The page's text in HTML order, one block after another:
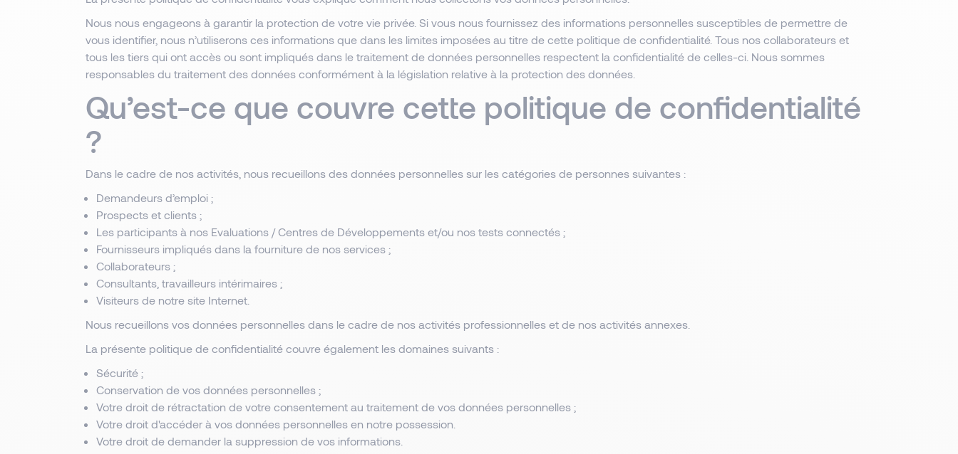
Nous nous engageons à garantir la protection de votre vie privée. Si vous nous fournissez des informations personnelles susceptibles de permettre de
vous identifier, nous n’utiliserons ces informations que dans les limites imposées au titre de cette politique de confidentialité. Tous nos collaborateurs et
tous les tiers qui ont accès ou sont impliqués dans le traitement de données personnelles respectent la confidentialité de celles-ci. Nous sommes
responsables du traitement des données conformément à la législation relative à la protection des données.
Qu’est-ce que couvre cette politique de confidentialité
?
Dans le cadre de nos activités, nous recueillons des données personnelles sur les catégories de personnes suivantes :
Demandeurs d’emploi ;
Prospects et clients ;
Les participants à nos Evaluations / Centres de Développements et/ou nos tests connectés ;
Fournisseurs impliqués dans la fourniture de nos services ;
Collaborateurs ;
Consultants, travailleurs intérimaires ;
Visiteurs de notre site Internet.
Nous recueillons vos données personnelles dans le cadre de nos activités professionnelles et de nos activités annexes.
La présente politique de confidentialité couvre également les domaines suivants :
Sécurité ;
Conservation de vos données personnelles ;
Votre droit de rétractation de votre consentement au traitement de vos données personnelles ;
Votre droit d'accéder à vos données personnelles en notre possession.
Votre droit de demander la suppression de vos informations.